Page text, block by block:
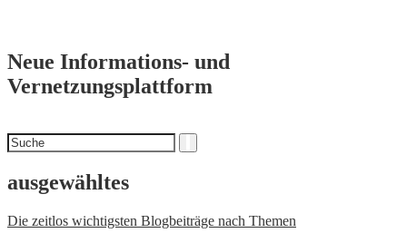
Neue Informations- und
Vernetzungsplattform
Suchen
nach
ausgewähltes
Die zeitlos wichtigsten Blogbeiträge nach Themen